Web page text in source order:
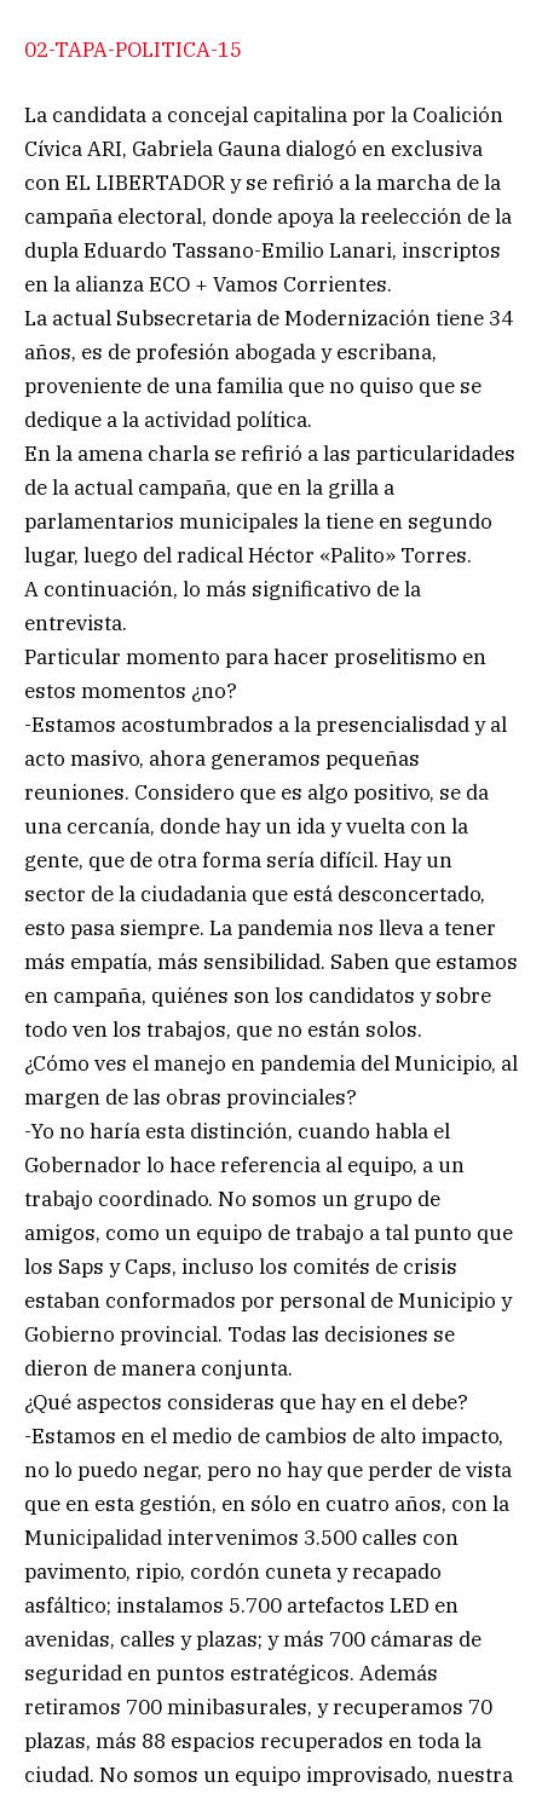
02-TAPA-POLITICA-15
La candidata a concejal capitalina por la Coalición
Cívica ARI, Gabriela Gauna dialogó en exclusiva
con EL LIBERTADOR y se refirió a la marcha de la
campaña electoral, donde apoya la reelección de la
dupla Eduardo Tassano-Emilio Lanari, inscriptos
en la alianza ECO + Vamos Corrientes.
La actual Subsecretaria de Modernización tiene 34
años, es de profesión abogada y escribana,
proveniente de una familia que no quiso que se
dedique a la actividad política.
En la amena charla se refirió a las particularidades
de la actual campaña, que en la grilla a
parlamentarios municipales la tiene en segundo
lugar, luego del radical Héctor «Palito» Torres.
A continuación, lo más significativo de la
entrevista.
Particular momento para hacer proselitismo en
estos momentos ¿no?
-Estamos acostumbrados a la presencialisdad y al
acto masivo, ahora generamos pequeñas
reuniones. Considero que es algo positivo, se da
una cercanía, donde hay un ida y vuelta con la
gente, que de otra forma sería difícil. Hay un
sector de la ciudadania que está desconcertado,
esto pasa siempre. La pandemia nos lleva a tener
más empatía, más sensibilidad. Saben que estamos
en campaña, quiénes son los candidatos y sobre
todo ven los trabajos, que no están solos.
¿Cómo ves el manejo en pandemia del Municipio, al
margen de las obras provinciales?
-Yo no haría esta distinción, cuando habla el
Gobernador lo hace referencia al equipo, a un
trabajo coordinado. No somos un grupo de
amigos, como un equipo de trabajo a tal punto que
los Saps y Caps, incluso los comités de crisis
estaban conformados por personal de Municipio y
Gobierno provincial. Todas las decisiones se
dieron de manera conjunta.
¿Qué aspectos consideras que hay en el debe?
-Estamos en el medio de cambios de alto impacto,
no lo puedo negar, pero no hay que perder de vista
que en esta gestión, en sólo en cuatro años, con la
Municipalidad intervenimos 3.500 calles con
pavimento, ripio, cordón cuneta y recapado
asfáltico; instalamos 5.700 artefactos LED en
avenidas, calles y plazas; y más 700 cámaras de
seguridad en puntos estratégicos. Además
retiramos 700 minibasurales, y recuperamos 70
plazas, más 88 espacios recuperados en toda la
ciudad. No somos un equipo improvisado, nuestra